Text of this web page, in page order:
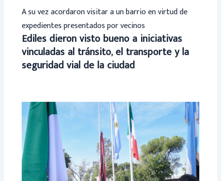
A su vez acordaron visitar a un barrio en virtud de
expedientes presentados por vecinos
Ediles dieron visto bueno a iniciativas
vinculadas al tránsito, el transporte y la
seguridad vial de la ciudad